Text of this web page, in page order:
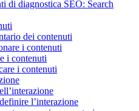
di diagnostica SEO: Search
dei contenuti
i contenuti
i contenuti
i contenuti
l’interazione